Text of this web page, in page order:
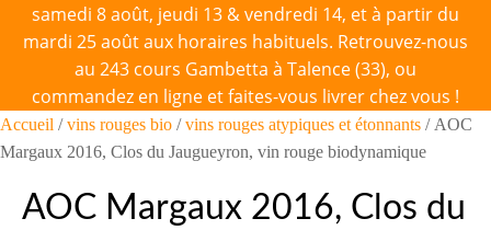
samedi 8 août, jeudi 13 & vendredi 14, et à partir du
mardi 25 août aux horaires habituels. Retrouvez-nous
au 243 cours Gambetta à Talence (33), ou
commandez en ligne et faites-vous livrer chez vous !
Accueil /vins rouges bio /vins rouges atypiques et étonnants / AOC
Margaux 2016, Clos du Jaugueyron, vin rouge biodynamique
AOC Margaux 2016, Clos du